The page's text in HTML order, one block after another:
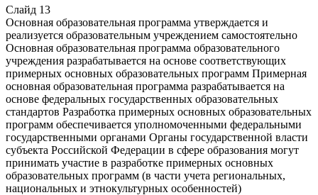
Слайд 13
Основная образовательная программа утверждается и
реализуется образовательным учреждением самостоятельно
Основная образовательная программа образовательного
учреждения разрабатывается на основе соответствующих
примерных основных образовательных программ Примерная
основная образовательная программа разрабатывается на
основе федеральных государственных образовательных
стандартов Разработка примерных основных образовательных
программ обеспечивается уполномоченными федеральными
государственными органами Органы государственной власти
субъекта Российской Федерации в сфере образования могут
принимать участие в разработке примерных основных
образовательных программ (в части учета региональных,
национальных и этнокультурных особенностей)